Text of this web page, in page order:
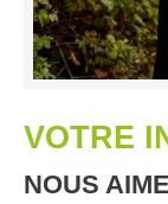
VOTRE
NOUS